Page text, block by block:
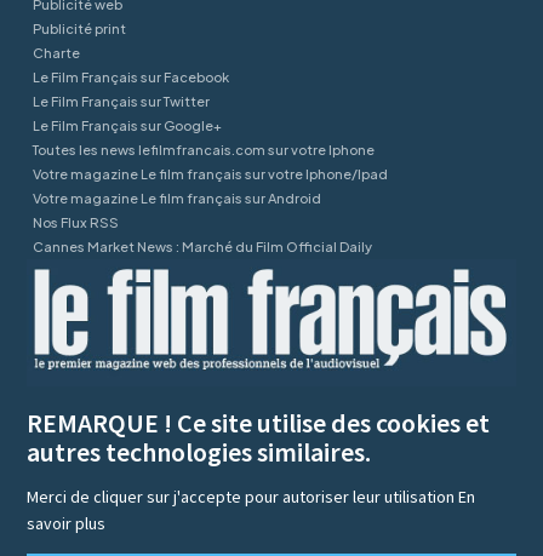
Publicité web
Publicité print
Charte
Le Film Français sur Facebook
Le Film Français sur Twitter
Le Film Français sur Google+
Toutes les news lefilmfrancais.com sur votre Iphone
Votre magazine Le film français sur votre Iphone/Ipad
Votre magazine Le film français sur Android
Nos Flux RSS
Cannes Market News : Marché du Film Official Daily
REMARQUE ! Ce site utilise des cookies et
autres technologies similaires.
Merci de cliquer sur j'accepte pour autoriser leur utilisationEn
savoir plus